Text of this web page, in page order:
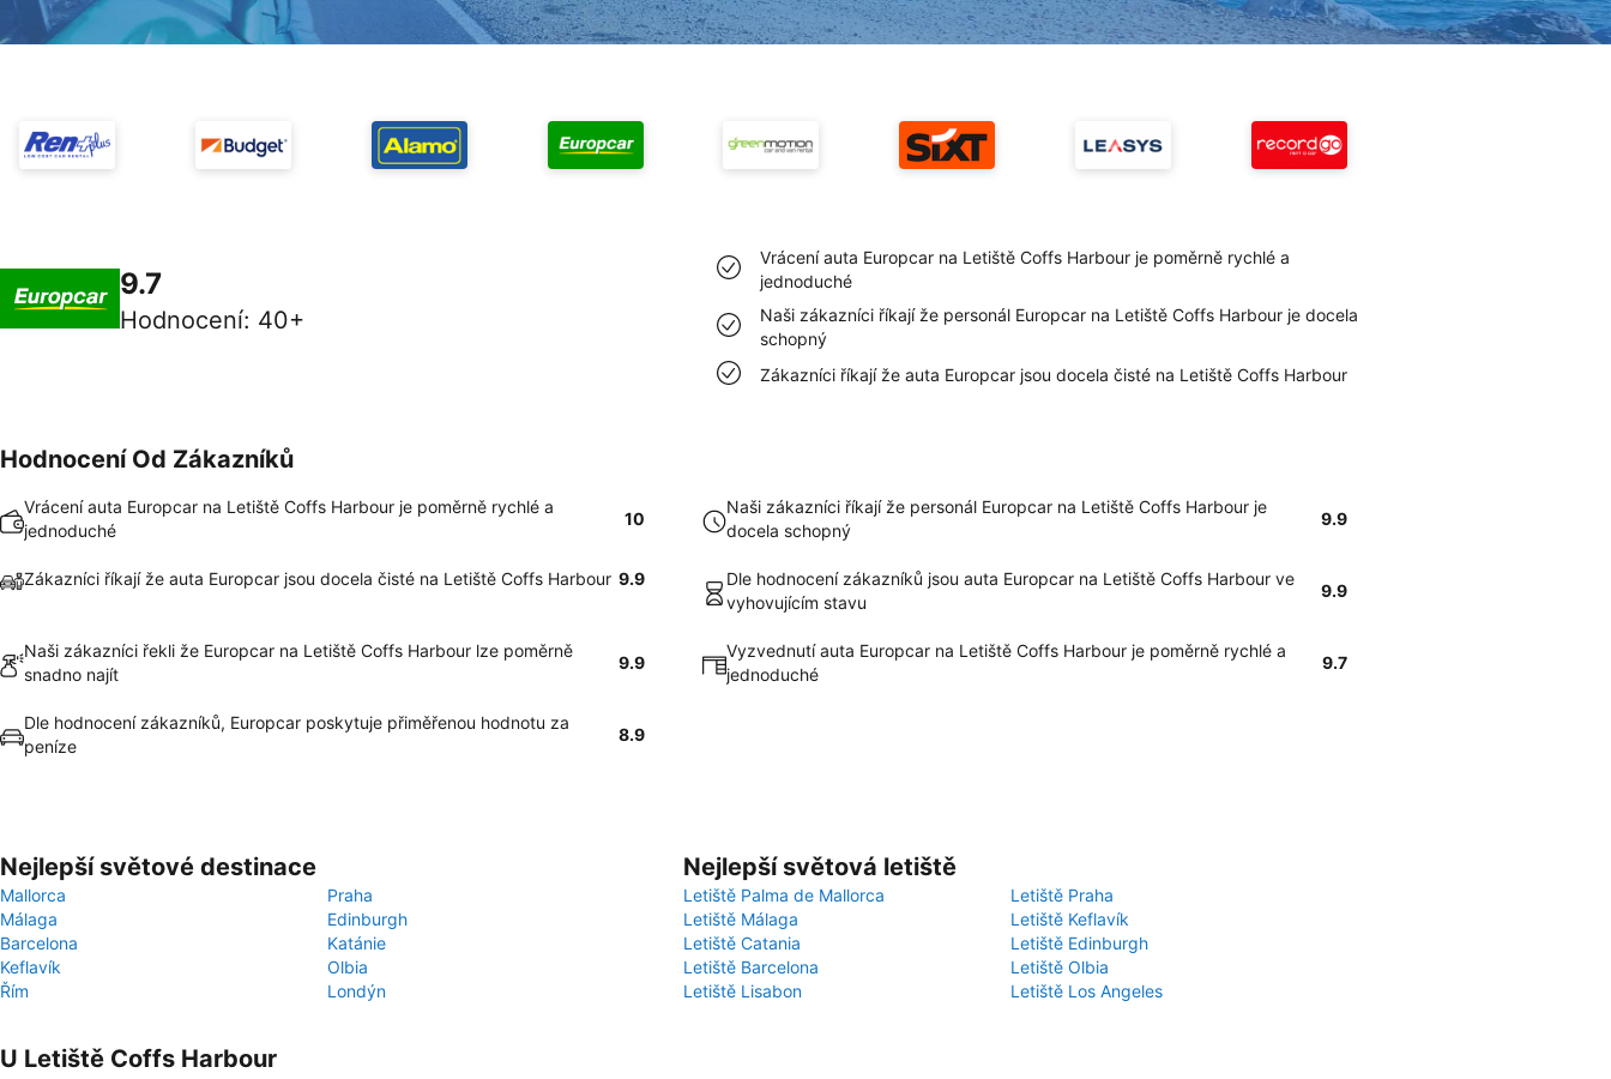
9.7
Hodnocení: 40+
Vrácení auta Europcar na Letiště Coffs Harbour je poměrně rychlé a
jednoduché
Naši zákazníci říkají že personál Europcar na Letiště Coffs Harbour je docela
schopný
Zákazníci říkají že auta Europcar jsou docela čisté na Letiště Coffs Harbour
Hodnocení Od Zákazníků
Vrácení auta Europcar na Letiště Coffs Harbour je poměrně rychlé a
jednoduché
10
Naši zákazníci říkají že personál Europcar na Letiště Coffs Harbour je
docela schopný
9.9
Zákazníci říkají že auta Europcar jsou docela čisté na Letiště Coffs Harbour 9.9
Dle hodnocení zákazníků jsou auta Europcar na Letiště Coffs Harbour ve
vyhovujícím stavu
9.9
Naši zákazníci řekli že Europcar na Letiště Coffs Harbour lze poměrně
snadno najít
9.9
Vyzvednutí auta Europcar na Letiště Coffs Harbour je poměrně rychlé a
jednoduché
9.7
Dle hodnocení zákazníků, Europcar poskytuje přiměřenou hodnotu za
peníze
8.9
Nejlepší světové destinace
Mallorca
Praha
Málaga
Edinburgh
Barcelona
Katánie
Keflavík
Olbia
Řím
Londýn
Nejlepší světová letiště
Letiště Palma de Mallorca
Letiště Praha
Letiště Málaga
Letiště Keflavík
Letiště Catania
Letiště Edinburgh
Letiště Barcelona
Letiště Olbia
Letiště Lisabon
Letiště Los Angeles
U Letiště Coffs Harbour